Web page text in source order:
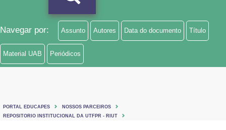
Navegar por: Assunto Autores Data do documento Título
Material UAB Periódicos
PORTAL EDUCAPES
NOSSOS PARCEIROS
REPOSITORIO INSTITUCIONAL DA UTFPR - RIUT